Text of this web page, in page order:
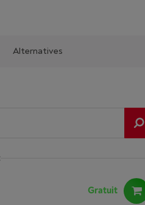
Alternatives
Gratuit